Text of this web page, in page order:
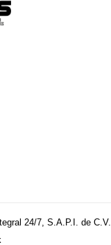
24/7, S.A.P.I. de C.V.